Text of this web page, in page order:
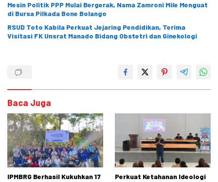
Mesin Politik PPP Mulai Bergerak, Nama Zamroni Mile Menguat
di Bursa Pilkada Bone Bolango
RSUD Toto Kabila Perkuat Jejaring Pendidikan, Terima
Visitasi FK Unsrat Manado Bidang Obstetri dan Ginekologi
Baca Juga
IPMBRG Berhasil Kukuhkan 17
Perkuat Ketahanan Ideologi